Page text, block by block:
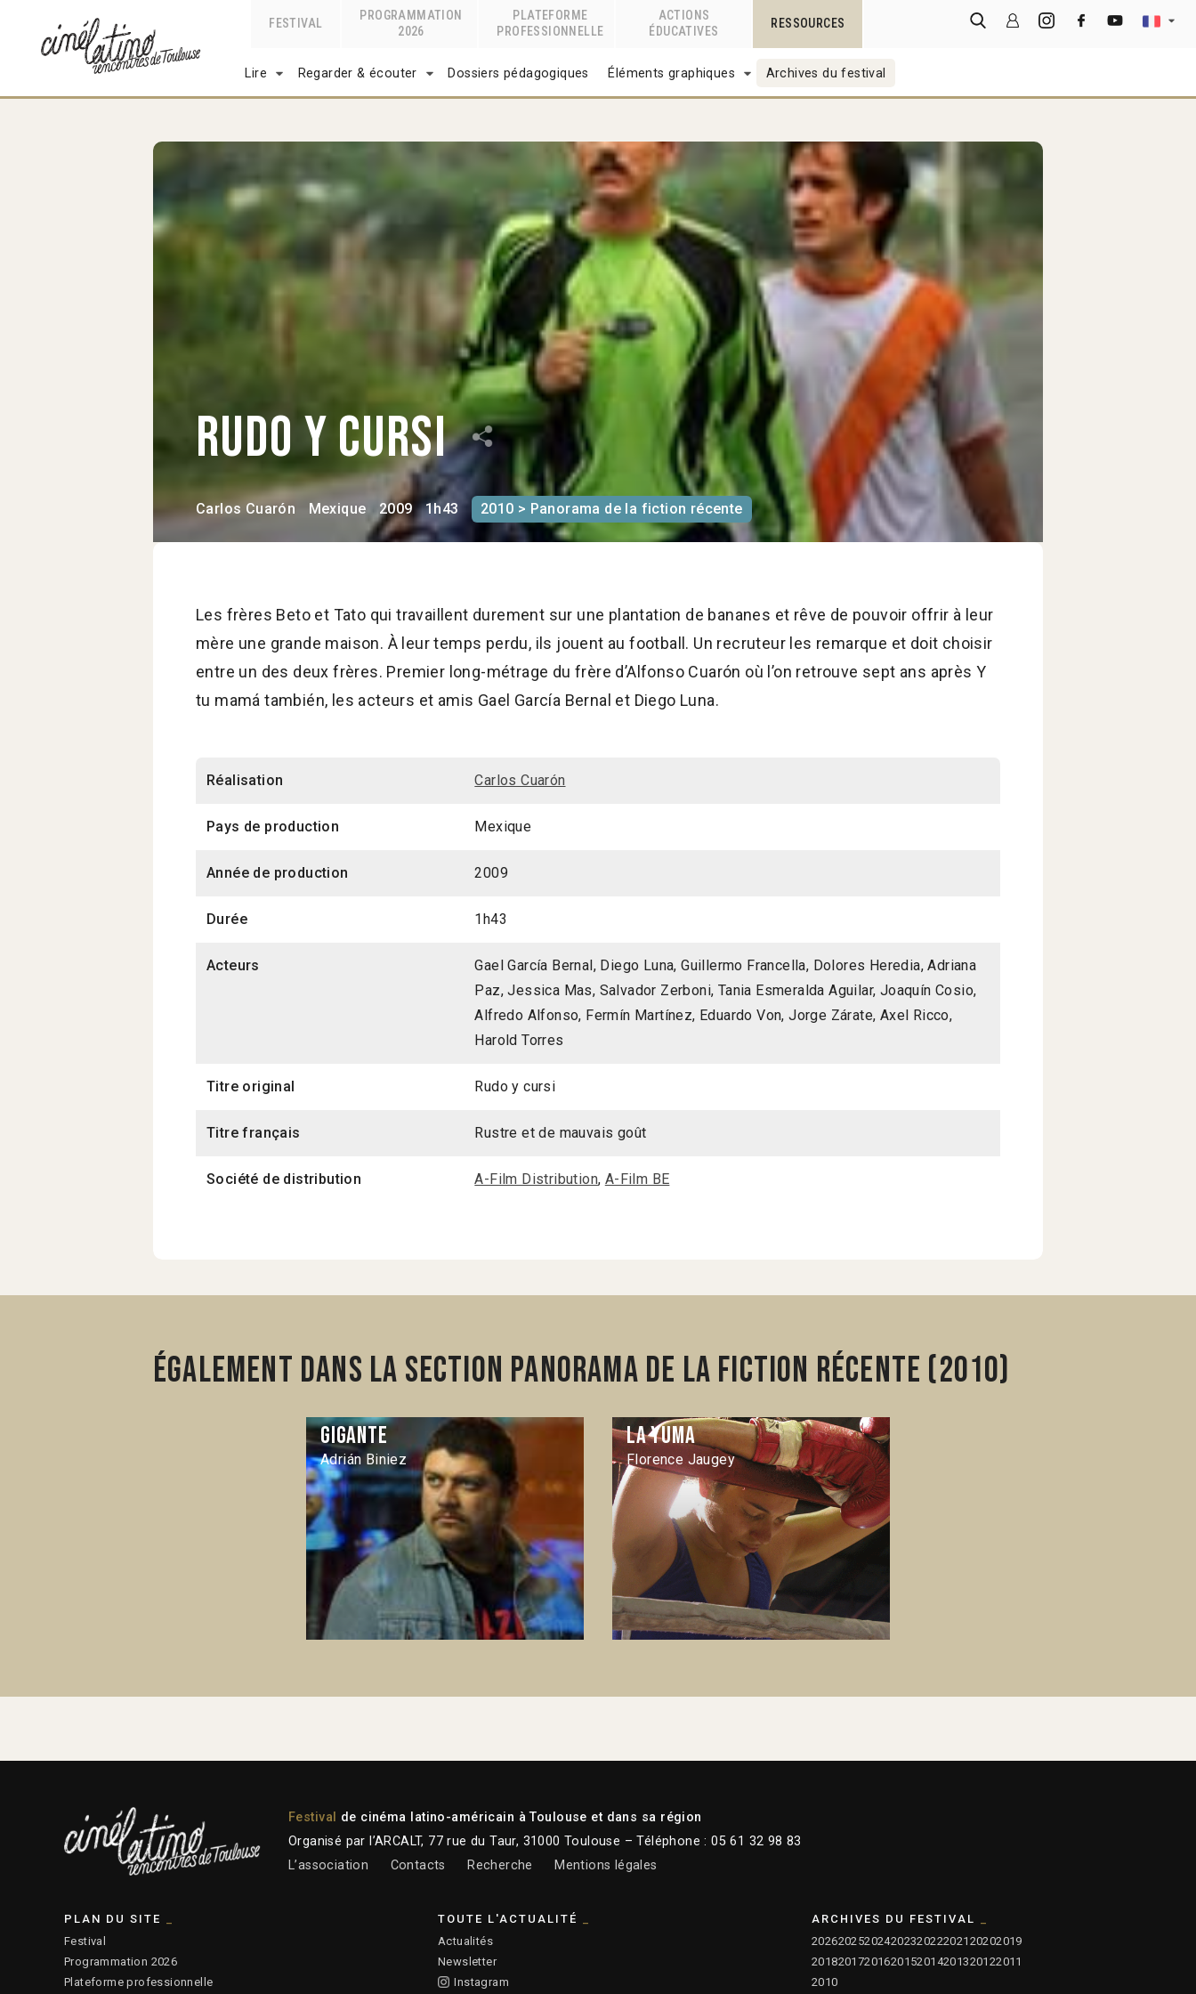
FESTIVAL
PROGRAMMATION
2026
PLATEFORME
PROFESSIONNELLE
ACTIONS
ÉDUCATIVES
RESSOURCES
Lire Regarder & écouter Dossiers pédagogiques Éléments graphiques Archives du festival
Rudo y cursi
Carlos Cuarón Mexique 2009 1h43 2010 > Panorama de la fiction récente
Les frères Beto et Tato qui travaillent durement sur une plantation de bananes et rêve de pouvoir offrir à leur
mère une grande maison. À leur temps perdu, ils jouent au football. Un recruteur les remarque et doit choisir
entre un des deux frères. Premier long-métrage du frère d’Alfonso Cuarón où l’on retrouve sept ans après Y
tu mamá también, les acteurs et amis Gael García Bernal et Diego Luna.
Réalisation Carlos Cuarón
Pays de production Mexique
Année de production 2009
Durée 1h43
Acteurs
Gael García Bernal, Diego Luna, Guillermo Francella, Dolores Heredia, Adriana
Paz, Jessica Mas, Salvador Zerboni, Tania Esmeralda Aguilar, Joaquín Cosio,
Alfredo Alfonso, Fermín Martínez, Eduardo Von, Jorge Zárate, Axel Ricco,
Harold Torres
Titre original Rudo y cursi
Titre français Rustre et de mauvais goût
Société de distribution A-Film Distribution, A-Film BE
Également dans la section Panorama de la fiction récente (2010)
Gigante
Adrián Biniez
La Yuma
Florence Jaugey
Festival
de cinéma latino-américain à Toulouse et dans sa région
Organisé par l’ARCALT, 77 rue du Taur, 31000 Toulouse – Téléphone : 05 61 32 98 83
L’association
Contacts Recherche Mentions légales
PLAN DU SITE
Festival
Programmation 2026
Plateforme professionnelle
TOUTE L'ACTUALITÉ
Actualités
Newsletter
Instagram
ARCHIVES DU FESTIVAL
202620252024202320222021 20202019
20182017201620152014201320122011
2010